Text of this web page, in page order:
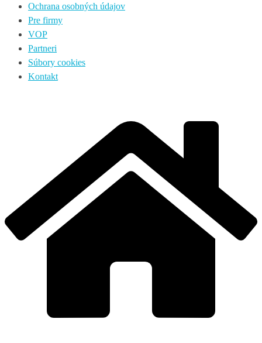
Ochrana osobných údajov
Pre firmy
VOP
Partneri
Súbory cookies
Kontakt